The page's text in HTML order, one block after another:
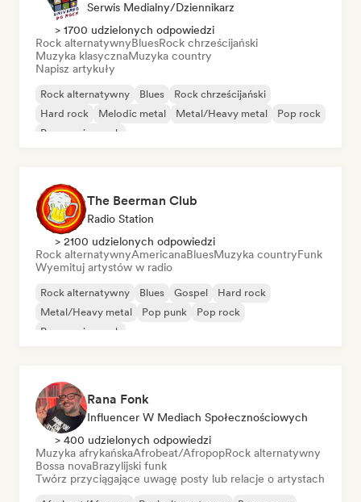
Serwis Medialny/Dziennikarz
> 1700 udzielonych odpowiedzi
Rock alternatywnyBluesRock chrześcijański
Muzyka klasycznaMuzyka country
Napisz artykuły
Rock alternatywny Blues
Rock chrześcijański
Hard rock
Melodic metal Metal/Heavy metal
Pop rock
Progressive rock
The Beerman Club
Radio Station
> 2100 udzielonych odpowiedzi
Rock alternatywnyAmericanaBluesMuzyka countryFunk
Wyemituj artystów w radio
Rock alternatywny Blues Gospel
Hard rock
Metal/Heavy metal
Pop punk
Pop rock
Progressive rock
Rana Fonk
Influencer W Mediach Społecznościowych
> 400 udzielonych odpowiedzi
Muzyka afrykańskaAfrobeat/AfropopRock alternatywny
Bossa novaBrazylijski funk
Twórz przyciągające uwagę posty lub relacje o artystach